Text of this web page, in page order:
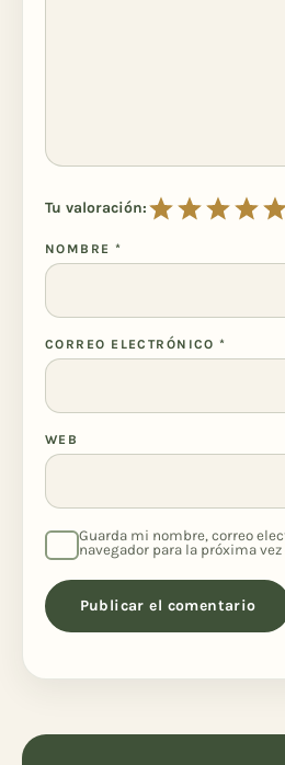
Tu valoración:
NOMBRE *
CORREO ELECTRÓNICO *
WEB
Guarda mi nombre, correo
navegador para la próxima